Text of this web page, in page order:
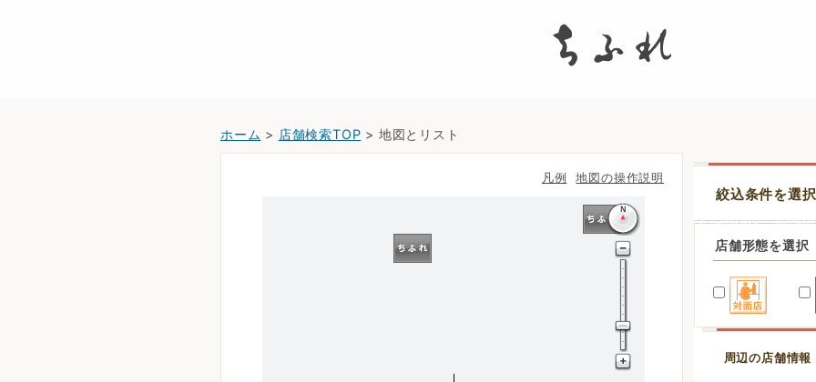
ホーム > 店舗検索TOP > 地図とリスト
凡例 地図の操作説明
絞込条件を選
店舗形態を選択
周辺の店舗情報